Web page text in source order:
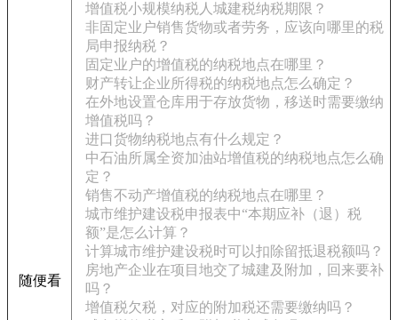
随便看
增值税小规模纳税人城建税纳税期限？
非固定业户销售货物或者劳务，应该向哪里的税
局申报纳税？
固定业户的增值税的纳税地点在哪里？
财产转让企业所得税的纳税地点怎么确定？
在外地设置仓库用于存放货物，移送时需要缴纳
增值税吗？
进口货物纳税地点有什么规定？
中石油所属全资加油站增值税的纳税地点怎么确
定？
销售不动产增值税的纳税地点在哪里？
城市维护建设税申报表中“本期应补（退）税
额”是怎么计算？
计算城市维护建设税时可以扣除留抵退税额吗？
房地产企业在项目地交了城建及附加，回来要补
吗？
增值税欠税，对应的附加税还需要缴纳吗？